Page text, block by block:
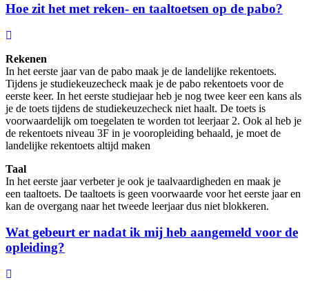
Hoe zit het met reken- en taaltoetsen op de pabo?
Rekenen
In het eerste jaar van de pabo maak je de landelijke rekentoets.
Tijdens je studiekeuzecheck maak je de pabo rekentoets voor de
eerste keer. In het eerste studiejaar heb je nog twee keer een kans als
je de toets tijdens de studiekeuzecheck niet haalt. De toets is
voorwaardelijk om toegelaten te worden tot leerjaar 2. Ook al heb je
de rekentoets niveau 3F in je vooropleiding behaald, je moet de
landelijke rekentoets altijd maken
Taal
In het eerste jaar verbeter je ook je taalvaardigheden en maak je
een taaltoets. De taaltoets is geen voorwaarde voor het eerste jaar en
kan de overgang naar het tweede leerjaar dus niet blokkeren.
Wat gebeurt er nadat ik mij heb aangemeld voor de
opleiding?